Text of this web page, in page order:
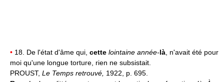
• 18. De l'état d'âme qui, cette lointaine année-là , n'avait été pour
moi qu'une longue torture, rien ne subsistait.
PROUST, Le Temps retrouvé, 1922, p. 695.